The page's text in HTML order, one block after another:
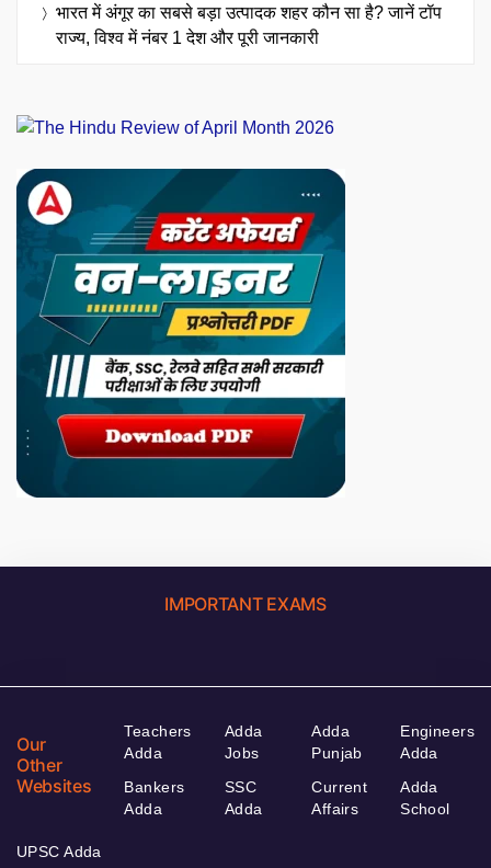
भारत में अंगूर का सबसे बड़ा उत्पादक शहर कौन सा है? जानें टॉप
राज्य, विश्व में नंबर 1 देश और पूरी जानकारी
IMPORTANT EXAMS
Our
Other
Websites
Teachers
Adda
Bankers
Adda
Adda
Jobs
SSC
Adda
Adda
Punjab
Current
Affairs
Engineers
Adda
Adda
School
UPSC Adda